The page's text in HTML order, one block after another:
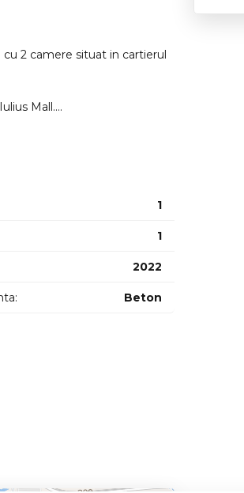
2 camere situat in cartierul
Mall.
1
1
2022
Beton